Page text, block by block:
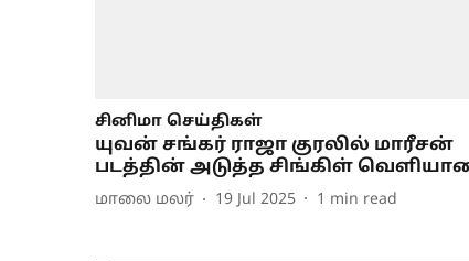
சினிமா செய்திகள்
யுவன் சங்கர் ராஜா குரலில் மாரீசன்
படத்தின் அடுத்த சிங்கிள்
மாலை மலர் 19 Jul 2025 1 min read